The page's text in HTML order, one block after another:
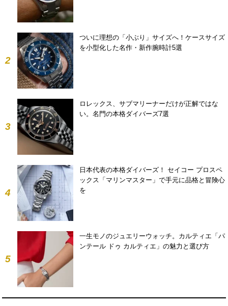
2
ついに理想の「小ぶり」サイズへ！ケースサイズ
を小型化した名作・新作腕時計5選
3
ロレックス、サブマリーナーだけが正解ではな
い。名門の本格ダイバーズ7選
4
日本代表の本格ダイバーズ！ セイコー プロスペ
ックス「マリンマスター」で手元に品格と冒険心
を
5
一生モノのジュエリーウォッチ。カルティエ「パ
ンテール ドゥ カルティエ」の魅力と選び方